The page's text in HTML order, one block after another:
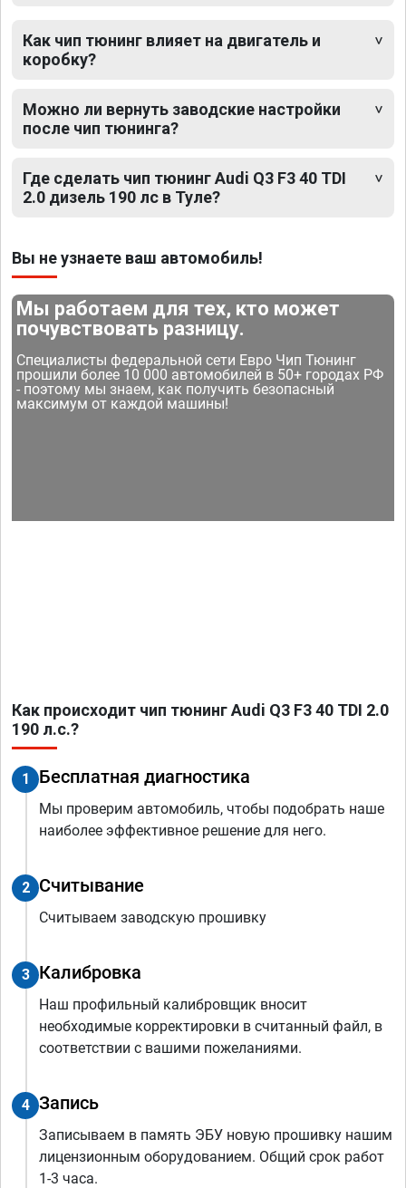
Как чип тюнинг влияет на двигатель и
коробку?
Можно ли вернуть заводские настройки
после чип тюнинга?
Где сделать чип тюнинг Audi Q3 F3 40 TDI
2.0 дизель 190 лс в Туле?
Вы не узнаете ваш автомобиль!
Мы работаем для тех, кто может
почувствовать разницу.
Специалисты федеральной сети Евро Чип Тюнинг
прошили более 10 000 автомобилей в 50+ городах РФ
- поэтому мы знаем, как получить безопасный
максимум от каждой машины!
Как происходит чип тюнинг Audi Q3 F3 40 TDI 2.0
190 л.с.?
1 Бесплатная диагностика
Мы проверим автомобиль, чтобы подобрать наше
наиболее эффективное решение для него.
2 Считывание
Считываем заводскую прошивку
3 Калибровка
Наш профильный калибровщик вносит
необходимые корректировки в считанный файл, в
соответствии с вашими пожеланиями.
4 Запись
Записываем в память ЭБУ новую прошивку нашим
лицензионным оборудованием. Общий срок работ
1-3 часа.